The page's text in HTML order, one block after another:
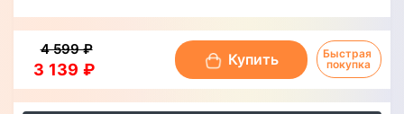
3 139 ₽
4 599 ₽
Купить
Быстрая
покупка